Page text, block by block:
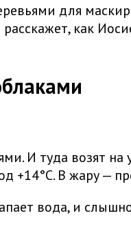
для
как
И туда возят на
+14°C. В жару —
вода, и